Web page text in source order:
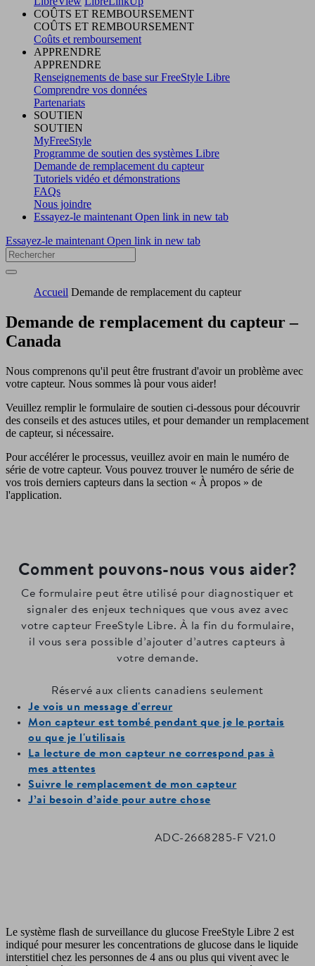
COÛTS ET REMBOURSEMENT
COÛTS ET REMBOURSEMENT
Coûts et remboursement
APPRENDRE
APPRENDRE
Renseignements de base sur FreeStyle Libre
Comprendre vos données
Partenariats
SOUTIEN
SOUTIEN
MyFreeStyle
Programme de soutien des systèmes Libre
Demande de remplacement du capteur
Tutoriels vidéo et démonstrations
FAQs
Nous joindre
Essayez-le maintenant Open link in new tab
Essayez-le maintenant Open link in new tab
Accueil Demande de remplacement du capteur
Demande de remplacement du capteur –
Canada
Nous comprenons qu'il peut être frustrant d'avoir un problème avec
votre capteur. Nous sommes là pour vous aider!
Veuillez remplir le formulaire de soutien ci-dessous pour découvrir
des conseils et des astuces utiles, et pour demander un remplacement
de capteur, si nécessaire.
Pour accélérer le processus, veuillez avoir en main le numéro de
série de votre capteur. Vous pouvez trouver le numéro de série de
vos trois derniers capteurs dans la section « À propos » de
l'application.
Le système flash de surveillance du glucose FreeStyle Libre 2 est
indiqué pour mesurer les concentrations de glucose dans le liquide
interstitiel chez les personnes de 4 ans ou plus qui vivent avec le